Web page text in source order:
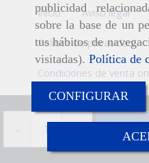
publicidad
sobre la base de un
tus hábitos de
visitadas). Política de
CONFIGURAR
+
Inicio Aviso legal
Política de privacidad
Condiciones de venta